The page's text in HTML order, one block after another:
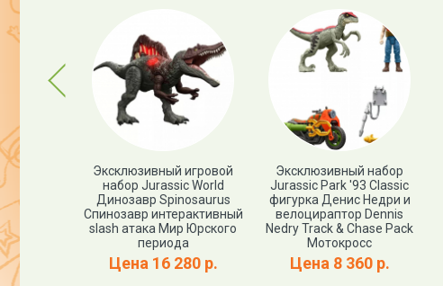
Previous
фигурка
World
р.
Эксклюзивный игровой
набор Jurassic World
Динозавр Spinosaurus
Спинозавр интерактивный
slash атака Мир Юрского
периода
Цена 16 280 р.
Эксклюзивный набор
Jurassic Park '93 Classic
фигурка Денис Недри и
велоцираптор Dennis
Nedry Track & Chase Pack
Мотокросс
Цена 8 360 р.